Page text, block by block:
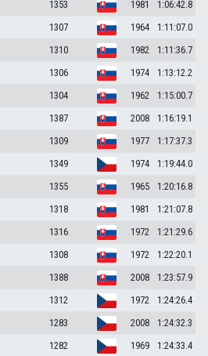
1353 1981
1:06:42.8
1307 1964
1:11:07.0
1310 1982
1:11:36.7
1306 1974
1:13:12.2
1304 1962
1:15:00.7
1387 2008
1:16:19.1
1309 1977
1:17:37.3
1349 1974
1:19:44.0
1355 1965
1:20:16.8
1318 1981
1:21:07.8
1316 1972
1:21:29.6
1308 1972
1:22:20.1
1388 2008
1:23:57.9
1312 1972
1:24:26.4
1283 2008
1:24:32.3
1282 1969
1:24:33.4